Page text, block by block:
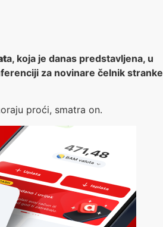
a, koja je danas predstavljena, u
za novinare čelnik stranke
proći, smatra on.